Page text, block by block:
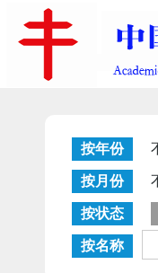
按年份
按月份
按状态
按名称